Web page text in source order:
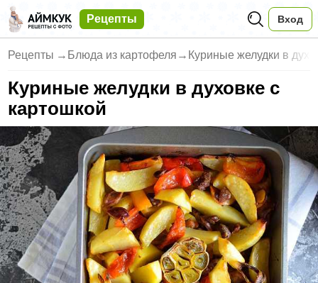
Рецепты Вход
Рецепты → Блюда из картофеля → Куриные желудки в
Куриные желудки в духовке с
картошкой